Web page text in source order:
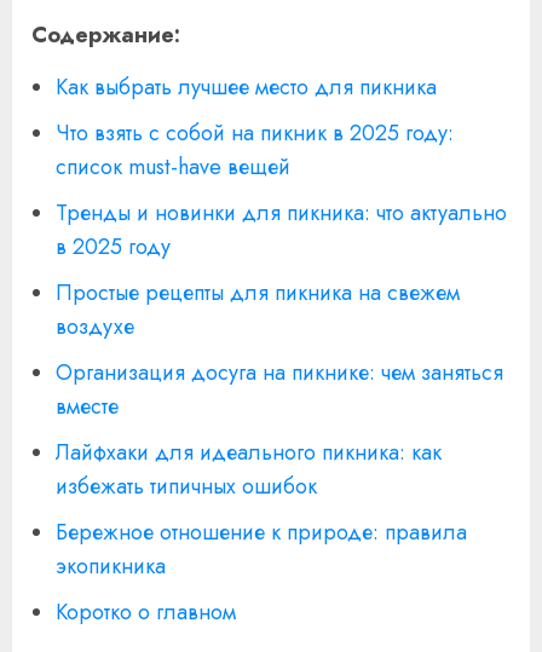
Содержание:
Как выбрать лучшее место для пикника
Что взять с собой на пикник в 2025 году:
список must-have вещей
Тренды и новинки для пикника: что актуально
в 2025 году
Простые рецепты для пикника на свежем
воздухе
Организация досуга на пикнике: чем заняться
вместе
Лайфхаки для идеального пикника: как
избежать типичных ошибок
Бережное отношение к природе: правила
экопикника
Коротко о главном